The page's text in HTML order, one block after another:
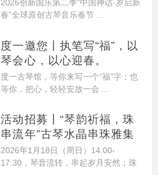
2026创新国乐第二季“中国神话·岁启新
春”全球原创古琴音乐春节 ...
度一邀您丨执笔写“福”，以
琴会心，以心迎春。
度一古琴馆，等你来写一个“福”字；也
等你，把心，轻轻安放一会 ...
活动招募丨“琴韵祈福，珠
串流年”古琴水晶串珠雅集
2026年1月18日（周日）14:00-
17:30，琴音流转，串起岁月安然；珠